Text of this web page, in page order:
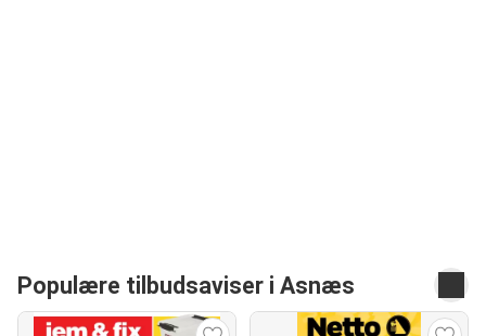
Populære tilbudsaviser i Asnæs